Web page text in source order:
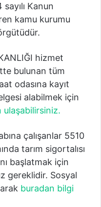
Kanun
kamu kurumu
hizmet
bulunan tüm
odasına kayıt
alabilmek için
ulaşabilirsiniz.
çalışanlar 5510
tarım sigortalısı
başlatmak için
gereklidir. Sosyal
buradan bilgi